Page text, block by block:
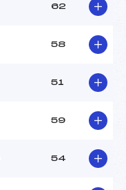
62
58
51
59
54